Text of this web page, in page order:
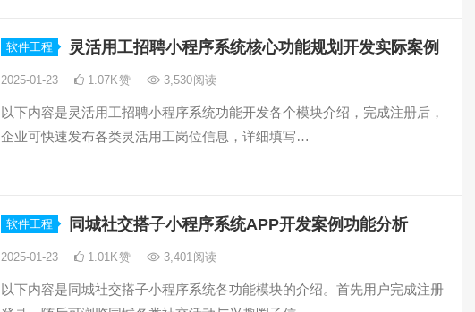
软件工程 灵活用工招聘小程序系统核心功能规划开发实际案例
2025-01-23 1.07K赞 3,530阅读
以下内容是灵活用工招聘小程序系统功能开发各个模块介绍，完成注册后，
企业可快速发布各类灵活用工岗位信息，详细填写…
软件工程 同城社交搭子小程序系统APP开发案例功能分析
2025-01-23 1.01K赞 3,401 阅读
以下内容是同城社交搭子小程序系统各功能模块的介绍。首先用户完成注册